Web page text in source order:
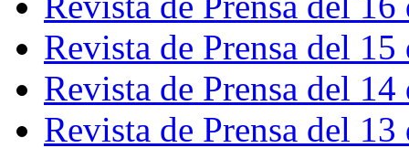
Revista de Prensa del
Revista de Prensa del
Revista de Prensa del